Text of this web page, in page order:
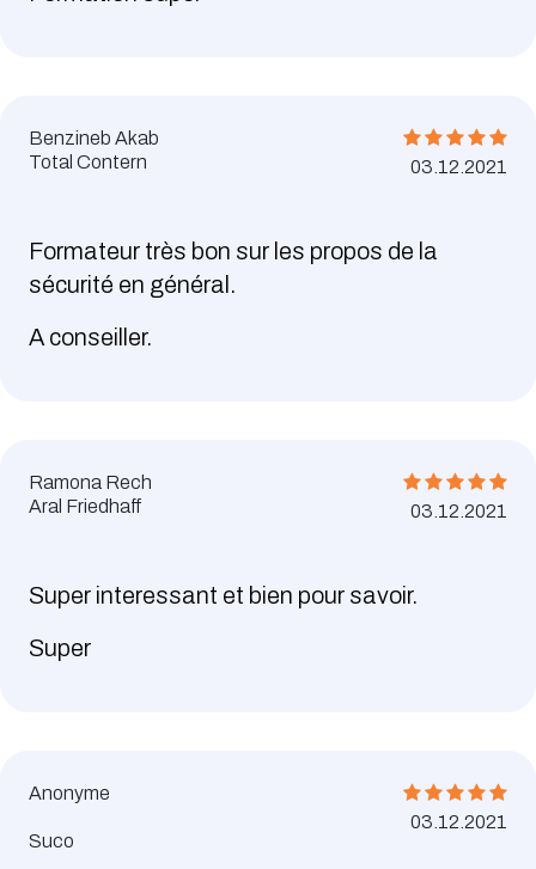
Benzineb Akab
Total Contern
03.12.2021
Formateur très bon sur les propos de la
sécurité en général.
A conseiller.
Ramona Rech
Aral Friedhaff
03.12.2021
Super interessant et bien pour savoir.
Super
Anonyme
Suco
03.12.2021